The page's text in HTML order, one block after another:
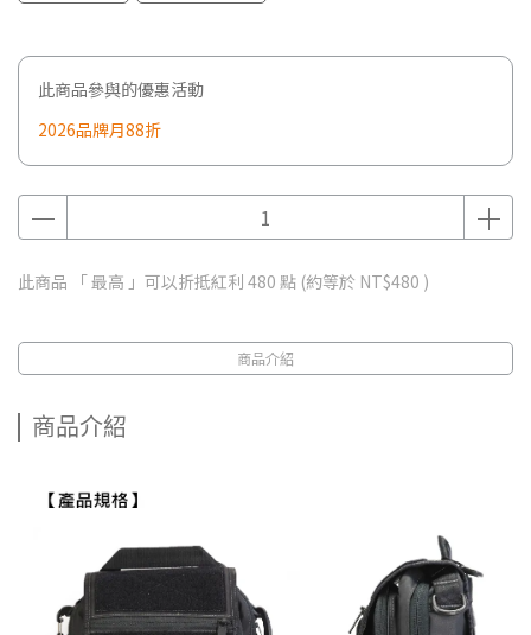
此商品參與的優惠活動
2026品牌月88折
此商品 「 最高 」可以折抵紅利 480 點 (約等於 NT$480 )
商品介紹
商品介紹